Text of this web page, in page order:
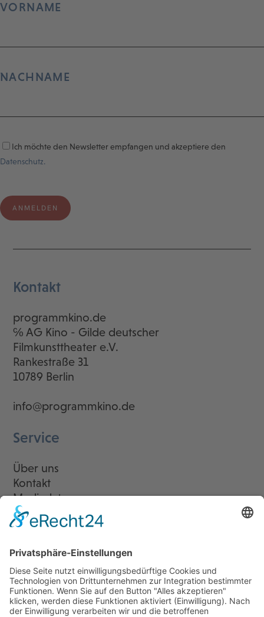
VORNAME
NACHNAME
Ich möchte den Newsletter empfangen und akzeptiere den
Datenschutz.
Kontakt
programmkino.de
℅ AG Kino - Gilde deutscher
Filmkunsttheater e.V.
Rankestraße 31
10789 Berlin
info@programmkino.de
Service
Über uns
Kontakt
Mediadaten
Newsletter
LogIn
Legal
Impressum
Datenschutzerklärung